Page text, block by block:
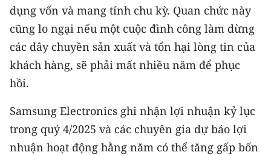
MUA BÁO
ĐỌC BÁO IN
ENGLISH
中文
FRANÇAIS
dụng vốn và mang tính chu kỳ. Quan chức này
cũng lo ngại nếu một cuộc đình công làm dừng
các dây chuyền sản xuất và tổn hại lòng tin của
khách hàng, sẽ phải mất nhiều năm để phục
hồi.
Samsung Electronics ghi nhận lợi nhuận kỷ lục
trong quý 4/2025 và các chuyên gia dự báo lợi
nhuận hoạt động hằng năm có thể tăng gấp bốn